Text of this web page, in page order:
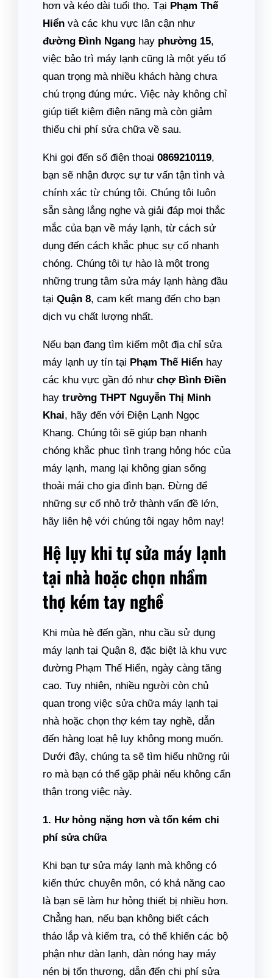
hơn và kéo dài tuổi thọ. Tại Phạm Thế
Hiển và các khu vực lân cận như
đường Đình Ngang hay phường 15,
việc bảo trì máy lạnh cũng là một yếu tố
quan trọng mà nhiều khách hàng chưa
chú trọng đúng mức. Việc này không chỉ
giúp tiết kiệm điện năng mà còn giảm
thiểu chi phí sửa chữa về sau.
Khi gọi đến số điện thoại 0869210119,
bạn sẽ nhận được sự tư vấn tận tình và
chính xác từ chúng tôi. Chúng tôi luôn
sẵn sàng lắng nghe và giải đáp mọi thắc
mắc của bạn về máy lạnh, từ cách sử
dụng đến cách khắc phục sự cố nhanh
chóng. Chúng tôi tự hào là một trong
những trung tâm sửa máy lạnh hàng đầu
tại Quận 8, cam kết mang đến cho bạn
dịch vụ chất lượng nhất.
Nếu bạn đang tìm kiếm một địa chỉ sửa
máy lạnh uy tín tại Phạm Thế Hiển hay
các khu vực gần đó như chợ Bình Điền
hay trường THPT Nguyễn Thị Minh
Khai, hãy đến với Điện Lạnh Ngọc
Khang. Chúng tôi sẽ giúp bạn nhanh
chóng khắc phục tình trạng hỏng hóc của
máy lạnh, mang lại không gian sống
thoải mái cho gia đình bạn. Đừng để
những sự cố nhỏ trở thành vấn đề lớn,
hãy liên hệ với chúng tôi ngay hôm nay!
Hệ lụy khi tự sửa máy lạnh
tại nhà hoặc chọn nhầm
thợ kém tay nghề
Khi mùa hè đến gần, nhu cầu sử dụng
máy lạnh tại Quận 8, đặc biệt là khu vực
đường Phạm Thế Hiển, ngày càng tăng
cao. Tuy nhiên, nhiều người còn chủ
quan trong việc sửa chữa máy lạnh tại
nhà hoặc chọn thợ kém tay nghề, dẫn
đến hàng loạt hệ lụy không mong muốn.
Dưới đây, chúng ta sẽ tìm hiểu những rủi
ro mà bạn có thể gặp phải nếu không cẩn
thận trong việc này.
1. Hư hỏng nặng hơn và tốn kém chi
phí sửa chữa
Khi bạn tự sửa máy lạnh mà không có
kiến thức chuyên môn, có khả năng cao
là bạn sẽ làm hư hỏng thiết bị nhiều hơn.
Chẳng hạn, nếu bạn không biết cách
tháo lắp và kiểm tra, có thể khiến các bộ
phận như dàn lạnh, dàn nóng hay máy
nén bị tổn thương, dẫn đến chi phí sửa